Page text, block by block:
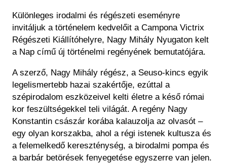
Tagintézmények
Felnőttképzés
Közérdekű adatok
Képcsarnok
Történeti Fényképtár
Éremtár
Adattár
Központi Könyvtár
Különleges irodalmi és régészeti eseményre
invitáljuk a történelem kedvelőit a Campona Victrix
Régészeti Kiállítóhelyre, Nagy Mihály Nyugaton kelt
a Nap című új történelmi regényének bemutatójára.
A szerző, Nagy Mihály régész, a Seuso-kincs egyik
legelismertebb hazai szakértője, ezúttal a
szépirodalom eszközeivel kelti életre a késő római
kor feszültségekkel teli világát. A regény Nagy
Konstantin császár korába kalauzolja az olvasót –
egy olyan korszakba, ahol a régi istenek kultusza és
a felemelkedő kereszténység, a birodalmi pompa és
a barbár betörések fenyegetése egyszerre van jelen.